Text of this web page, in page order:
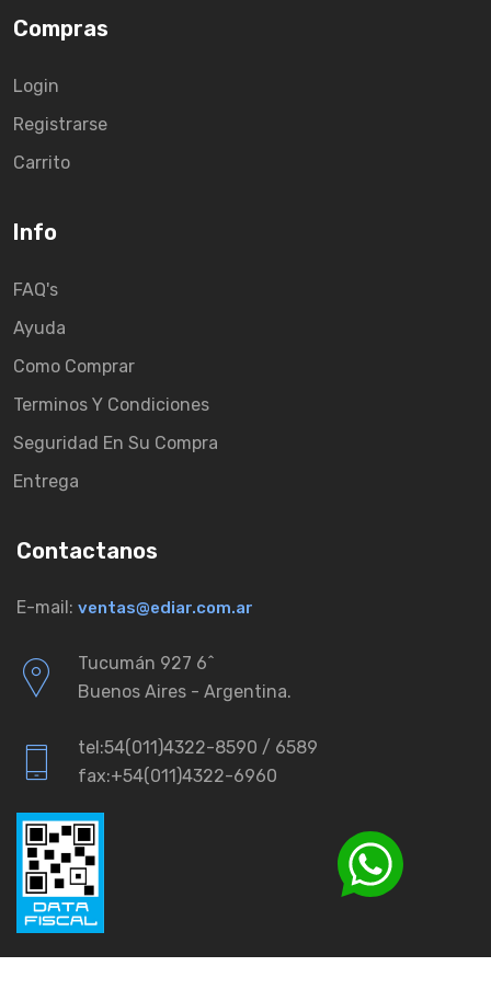
Compras
Login
Registrarse
Carrito
Info
FAQ's
Ayuda
Como Comprar
Terminos Y Condiciones
Seguridad En Su Compra
Entrega
Contactanos
E-mail: ventas@ediar.com.ar
Tucumán 927 6ˆ
Buenos Aires - Argentina.
tel:54(011)4322-8590 / 6589
fax:+54(011)4322-6960